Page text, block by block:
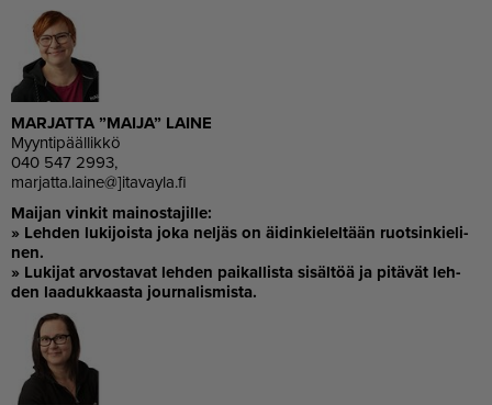
MAR­JAT­TA ”MAI­JA” LAI­NE
Myyn­ti­pääl­lik­kö
040 547 2993,
mar­jat­ta.lai­ne@]ita­va­y­la.fi
Mai­jan vin­kit mai­nos­ta­jil­le:
» Leh­den lu­ki­jois­ta joka nel­jäs on äi­din­kie­lel­tään ruot­sin­kie­li­
nen.
» Lu­ki­jat ar­vos­ta­vat leh­den pai­kal­lis­ta si­säl­töä ja pi­tä­vät leh­
den laa­duk­kaas­ta jour­na­lis­mis­ta.